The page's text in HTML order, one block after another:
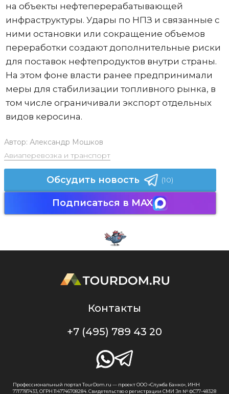
на объекты нефтеперерабатывающей
инфраструктуры. Удары по НПЗ и связанные с
ними остановки или сокращение объемов
переработки создают дополнительные риски
для поставок нефтепродуктов внутри страны.
На этом фоне власти ранее предпринимали
меры для стабилизации топливного рынка, в
том числе ограничивали экспорт отдельных
видов керосина.
Автор: Александр Мошков
Авиаперевозка и транспорт
Обсудить новость (10)
Подписаться в MAX
Контакты
+7 (495) 789 43 20
Профессиональный портал TourDom.ru — проект ООО «Служба Банко», ИНН
7717787433, ОГРН 1147746708284. Свидетельство о регистрации СМИ Эл № ФС77-48328